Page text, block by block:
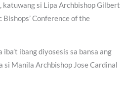
katuwang si Lipa Archbishop Gilbert
Conference of the
ibang diyosesis sa bansa ang
si Manila Archbishop Jose Cardinal